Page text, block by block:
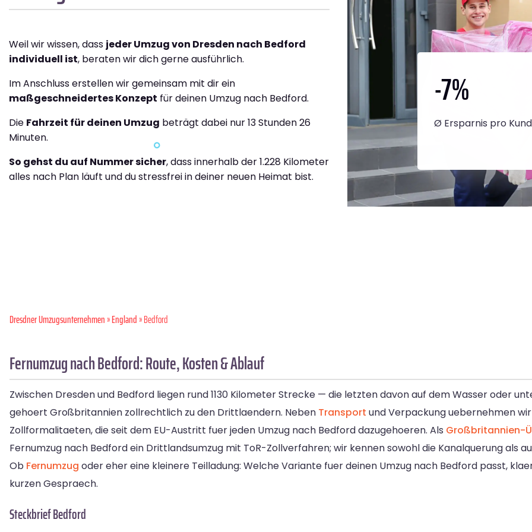
Weil wir wissen, dass jeder Umzug von Dresden nach Bedford
individuell ist, beraten wir dich gerne ausführlich.
Im Anschluss erstellen wir gemeinsam mit dir ein
maßgeschneidertes Konzept für deinen Umzug nach Bedford.
Die Fahrzeit für deinen Umzug beträgt dabei nur 13 Stunden 26
Minuten.
So gehst du auf Nummer sicher, dass innerhalb der 1.228 Kilometer
alles nach Plan läuft und du stressfrei in deiner neuen Heimat bist.
-7%
Ø Ersparnis pro
Dresdner Umzugsunternehmen»England» Bedford
Fernumzug nach Bedford: Route, Kosten & Ablauf
Zwischen Dresden und Bedford liegen rund 1130 Kilometer Strecke — die letzten davon auf dem Wasser oder
gehoert Großbritannien zollrechtlich zu den Drittlaendern. Neben Transport und Verpackung uebernehmen
Zollformalitaeten, die seit dem EU-Austritt fuer jeden Umzug nach Bedford dazugehoeren. Als Großbritannien-
Fernumzug nach Bedford ein Drittlandsumzug mit ToR-Zollverfahren; wir kennen sowohl die Kanalquerung als
Ob Fernumzug oder eher eine kleinere Teilladung: Welche Variante fuer deinen Umzug nach Bedford passt,
kurzen Gespraech.
Steckbrief Bedford